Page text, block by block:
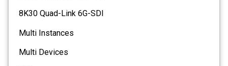
8K30 Quad-Link 6G-SDI
Multi Instances
Multi Devices